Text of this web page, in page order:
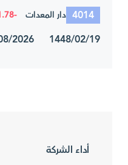
4014 دار المعدات -1.78 %
1448/02/19 02/08/2026 08:14:53
أداء الشركة